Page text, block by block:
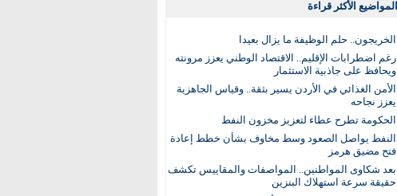
المواضيع الأكثر قراءة
الخريجون.. حلم الوظيفة ما يزال بعيدا
رغم اضطرابات الإقليم.. الاقتصاد الوطني يعزز مرونته
ويحافظ على جاذبية الاستثمار
الأمن الغذائي في الأردن يسير بثقة.. وقياس الجاهزية
يعزز نجاحه
الحكومة تطرح عطاء لتعزيز مخزون النفط
النفط يواصل الصعود وسط مخاوف بشأن خطط إعادة
فتح مضيق هرمز
بعد شكاوى المواطنين.. المواصفات والمقاييس تكشف
حقيقة سرعة استهلاك البنزين